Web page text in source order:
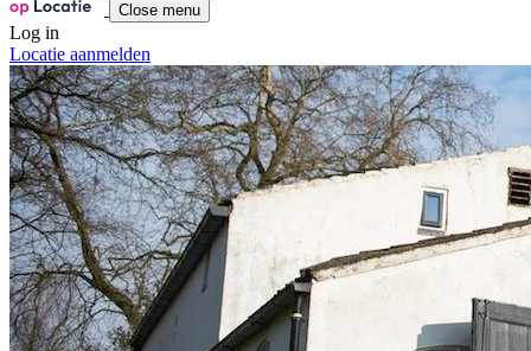
Close menu
Log in
Locatie aanmelden